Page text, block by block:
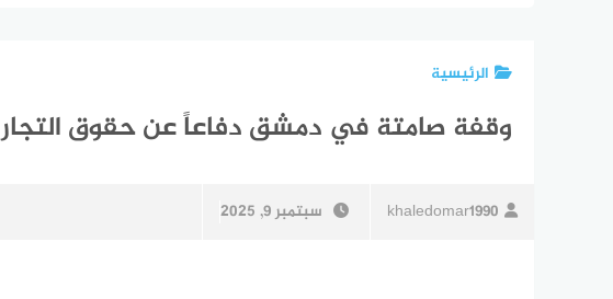
الرئيسية
وقفة صامتة في دمشق دفاعاً عن حقوق التجار
khaledomar1990 سبتمبر 9, 2025